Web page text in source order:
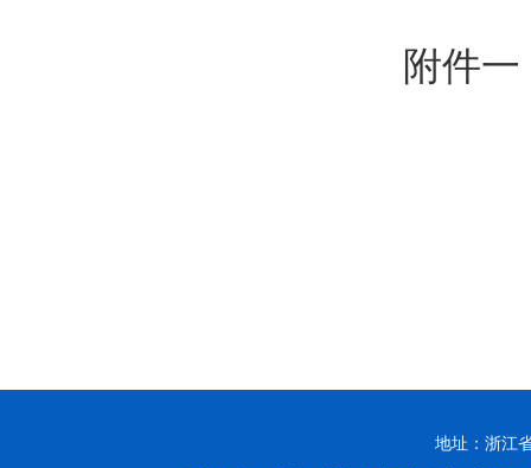
附件
地址：浙江